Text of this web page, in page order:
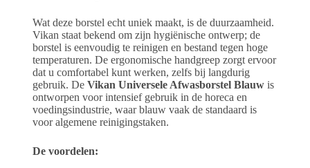
Wat deze borstel echt uniek maakt, is de duurzaamheid.
Vikan staat bekend om zijn hygiënische ontwerp; de
borstel is eenvoudig te reinigen en bestand tegen hoge
temperaturen. De ergonomische handgreep zorgt ervoor
dat u comfortabel kunt werken, zelfs bij langdurig
gebruik. De Vikan Universele Afwasborstel Blauwis
ontworpen voor intensief gebruik in de horeca en
voedingsindustrie, waar blauw vaak de standaard is
voor algemene reinigingstaken.
De voordelen: